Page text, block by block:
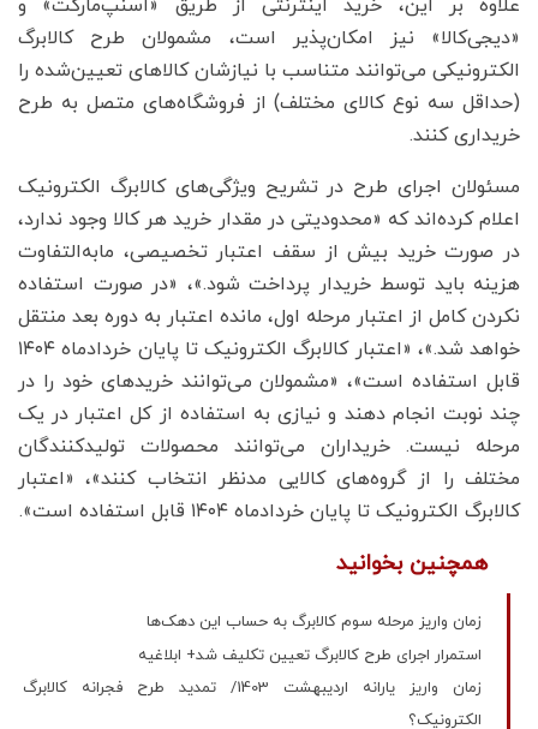
علاوه بر این، خرید اینترنتی از طریق «اسنپ‌مارکت» و
«دیجی‌کالا» نیز امکان‌پذیر است،‌ مشمولان طرح کالابرگ
الکترونیکی می‌توانند متناسب با نیازشان کالاهای تعیین‌شده را
(حداقل سه نوع کالای مختلف) از فروشگاه‌های متصل به طرح
خریداری کنند.
مسئولان اجرای طرح در تشریح ویژگی‌های کالابرگ الکترونیک
اعلام کرده‌اند که «محدودیتی در مقدار خرید هر کالا وجود ندارد،
در صورت خرید بیش از سقف اعتبار تخصیصی، مابه‌التفاوت
هزینه باید توسط خریدار پرداخت شود.»، «در صورت استفاده
نکردن کامل از اعتبار مرحله اول، مانده اعتبار به دوره بعد منتقل
خواهد شد.»، «اعتبار کالابرگ‌ الکترونیک تا پایان خردادماه ۱۴۰۴
قابل استفاده است»، «مشمولان می‌توانند خریدهای خود را در
چند نوبت انجام دهند و نیازی به استفاده از کل اعتبار در یک
مرحله نیست. خریداران می‌توانند محصولات تولیدکنندگان
مختلف را از گروه‌های کالایی مدنظر انتخاب کنند»، «اعتبار
کالابرگ‌ الکترونیک تا پایان خردادماه ۱۴۰۴ قابل استفاده است».
همچنین بخوانید
زمان واریز مرحله سوم کالابرگ به حساب این دهک‌ها
استمرار اجرای طرح کالابرگ تعیین تکلیف شد+ ابلاغیه
زمان واریز یارانه اردیبهشت 1403/ تمدید طرح فجرانه کالابرگ
الکترونیک؟